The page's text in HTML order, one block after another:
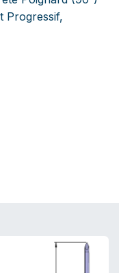
Progressif,